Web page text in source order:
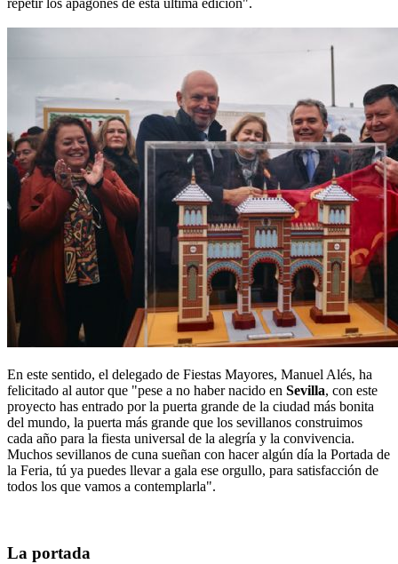
repetir los apagones de esta última edición".
En este sentido, el delegado de Fiestas Mayores, Manuel Alés, ha
felicitado al autor que "pese a no haber nacido en Sevilla, con este
proyecto has entrado por la puerta grande de la ciudad más bonita
del mundo, la puerta más grande que los sevillanos construimos
cada año para la fiesta universal de la alegría y la convivencia.
Muchos sevillanos de cuna sueñan con hacer algún día la Portada de
la Feria, tú ya puedes llevar a gala ese orgullo, para satisfacción de
todos los que vamos a contemplarla".
La portada